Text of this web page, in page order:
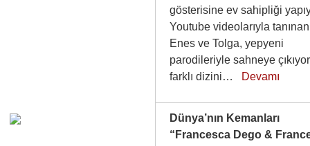
gösterisine ev sahipliği
Youtube videolarıyla tanınan
Enes ve Tolga, yepyeni
parodileriyle sahneye
farklı dizini… Devamı
Dünya’nın Kemanları
“Francesca Dego &